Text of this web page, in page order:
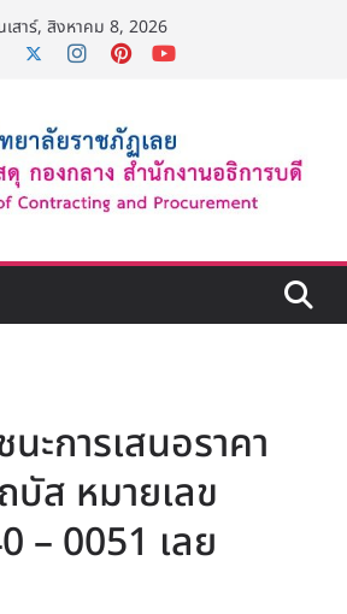
เสาร์, สิงหาคม 8, 2026
ะการเสนอราคา
บัส หมายเลข
– 0051 เลย